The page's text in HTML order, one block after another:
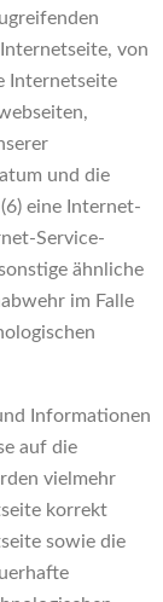
von
Internetseite
und die
eine Internet-
Service-
ähnliche
im Falle
Informationen
auf die
vielmehr
korrekt
sowie die